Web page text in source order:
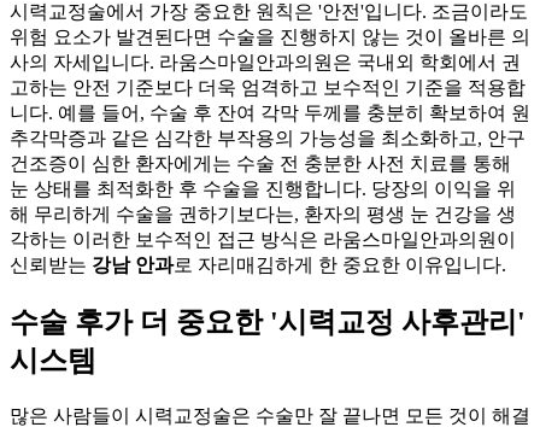
시력교정술에서 가장 중요한 원칙은 '안전'입니다. 조금이라도
위험 요소가 발견된다면 수술을 진행하지 않는 것이 올바른 의
사의 자세입니다. 라움스마일안과의원은 국내외 학회에서 권
고하는 안전 기준보다 더욱 엄격하고 보수적인 기준을 적용합
니다. 예를 들어, 수술 후 잔여 각막 두께를 충분히 확보하여 원
추각막증과 같은 심각한 부작용의 가능성을 최소화하고, 안구
건조증이 심한 환자에게는 수술 전 충분한 사전 치료를 통해
눈 상태를 최적화한 후 수술을 진행합니다. 당장의 이익을 위
해 무리하게 수술을 권하기보다는, 환자의 평생 눈 건강을 생
각하는 이러한 보수적인 접근 방식은 라움스마일안과의원이
신뢰받는 강남 안과로 자리매김하게 한 중요한 이유입니다.
수술 후가 더 중요한 '시력교정 사후관리'
시스템
많은 사람들이 시력교정술은 수술만 잘 끝나면 모든 것이 해결